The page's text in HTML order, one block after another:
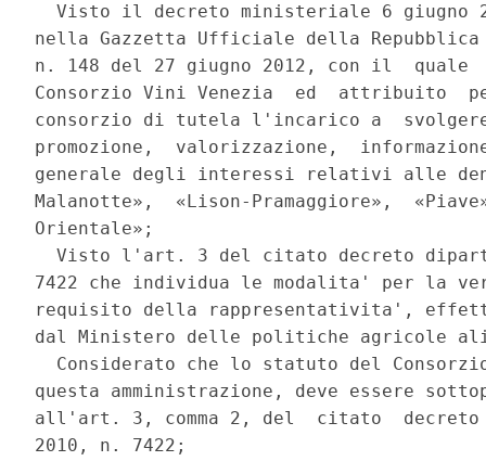
Visto il decreto ministeriale 6 giugno
nella Gazzetta Ufficiale della
n. 148 del 27 giugno 2012, con il
Consorzio Vini Venezia  ed  attribuito
consorzio di tutela l'incarico a
promozione,  valorizzazione,
generale degli interessi relativi alle
Malanotte»,  «Lison-Pramaggiore»,
Orientale»;
Visto l'art. 3 del citato decreto
7422 che individua le modalita' per la
requisito della rappresentativita',
dal Ministero delle politiche agricole
Considerato che lo statuto del
questa amministrazione, deve essere
all'art. 3, comma 2, del  citato  decreto
2010, n. 7422;